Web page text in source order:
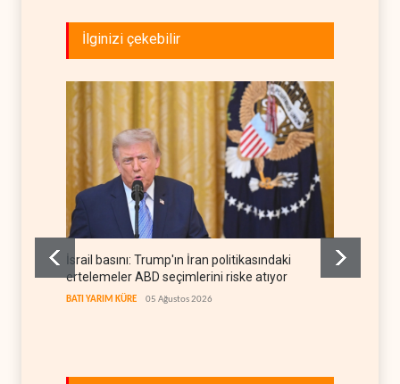
İlginizi çekebilir
İsrail basını: Trump'ın İran politikasındaki
ertelemeler ABD seçimlerini riske atıyor
BATI YARIM KÜRE 05 Ağustos 2026